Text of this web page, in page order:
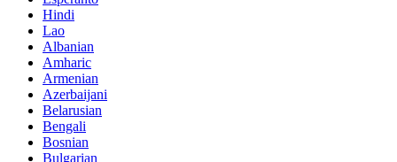
Hindi
Lao
Albanian
Amharic
Armenian
Azerbaijani
Belarusian
Bengali
Bosnian
Bulgarian